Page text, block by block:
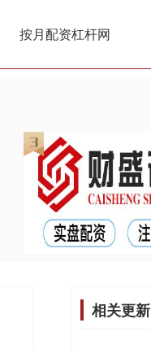
按月配资杠杆网
相关更新